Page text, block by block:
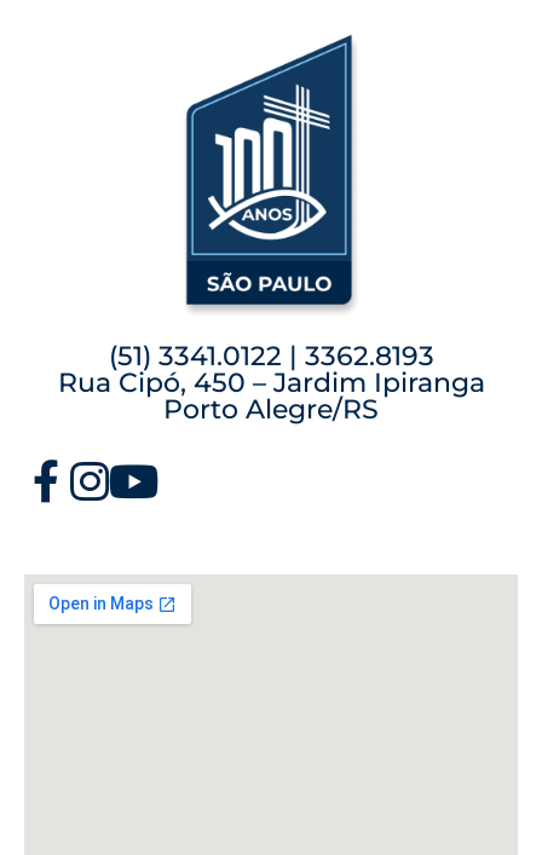
(51) 3341.0122 | 3362.8193
Rua Cipó, 450 – Jardim Ipiranga
Porto Alegre/RS